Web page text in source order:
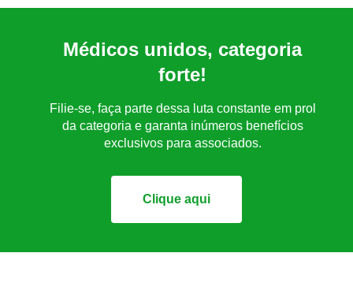
Médicos unidos, categoria
forte!
Filie-se, faça parte dessa luta constante em prol
da categoria e garanta inúmeros benefícios
exclusivos para associados.
Clique aqui